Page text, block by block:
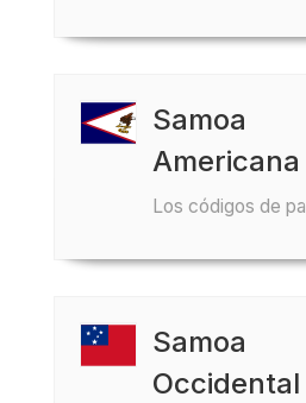
Samoa
Americana
Los códigos de
Samoa
Occidental